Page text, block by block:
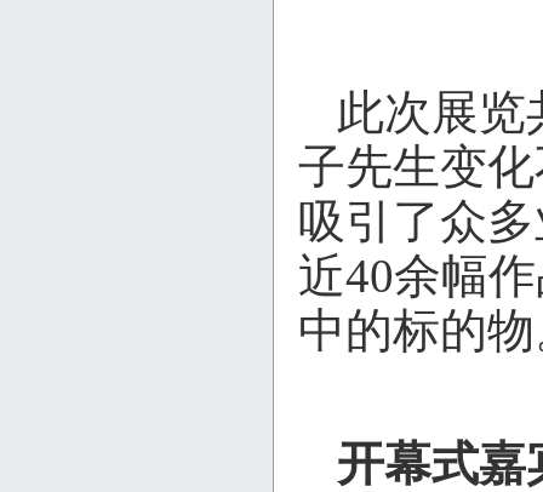
此次展览
子先生变
吸引了众
近40余幅
中的标的
开幕式嘉